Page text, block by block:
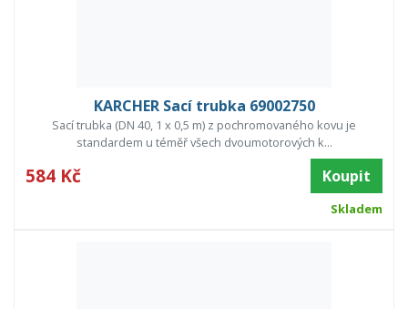
KARCHER Sací trubka 69002750
Sací trubka (DN 40, 1 x 0,5 m) z pochromovaného kovu je
standardem u téměř všech dvoumotorových k...
584 Kč Koupit
Skladem